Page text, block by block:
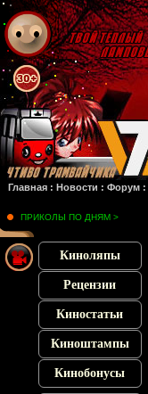
Главная : Новости : Форум :
ПРИКОЛЫ ПО ДНЯМ >
Киноляпы
Рецензии
Киностатьи
Киноштампы
Кинобонусы